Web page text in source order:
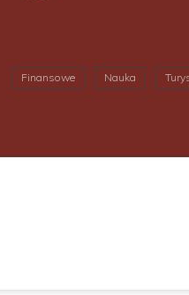
Finansowe Nauka